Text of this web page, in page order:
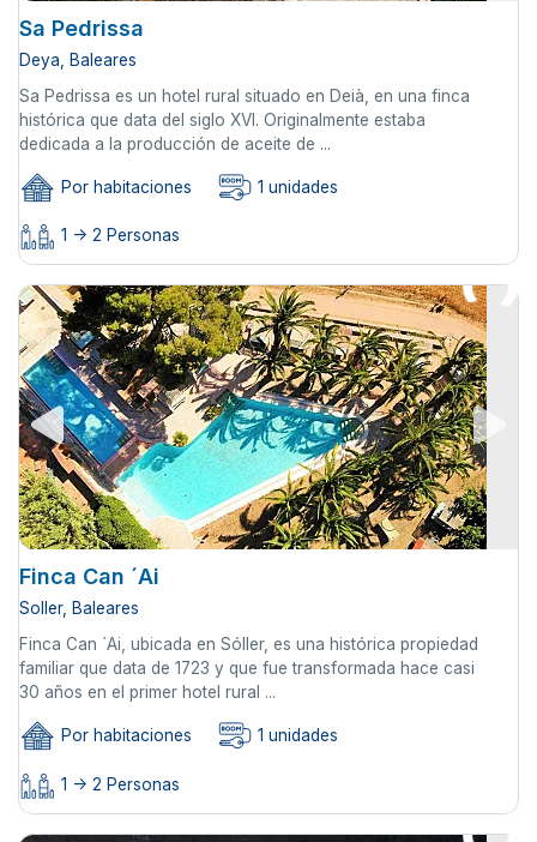
Sa Pedrissa
Deya, Baleares
Sa Pedrissa es un hotel rural situado en Deià, en una finca
histórica que data del siglo XVI. Originalmente estaba
dedicada a la producción de aceite de ...
Por habitaciones 1 unidades
1 -> 2 Personas
Finca Can ´Ai
Soller, Baleares
Finca Can ´Ai, ubicada en Sóller, es una histórica propiedad
familiar que data de 1723 y que fue transformada hace casi
30 años en el primer hotel rural ...
Por habitaciones 1 unidades
1 -> 2 Personas